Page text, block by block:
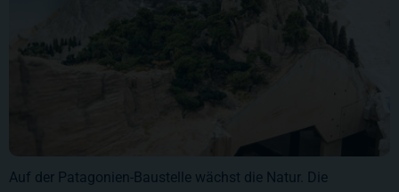
Auf der Patagonien-Baustelle wächst die Natur. Die